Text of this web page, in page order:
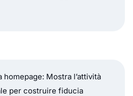
homepage: Mostra l’attività
per costruire fiducia